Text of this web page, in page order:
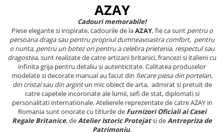
AZAY
Cadouri memorabile!
Piese elegante si inspirate, cadourile de laAZAY, fie ca sunt pentru o
persoana draga sau pentru propriul dumneavoastra comfort, pentru
o nunta, pentru un botez ori pentru a celebra prietenia, respectul sau
dragostea, sunt realizate de catre artizani britanici, francezi si italieni cu
infinita grija pentru detaliu si autenticitate. Calitatea produselor
modelate si decorate manual au facut din fiecare piesa din portelan,
din cristal sau din argintun mic obiect de arta, admirat si pretuit de
catre capetele incoronate ale lumii, sefi de stat, diplomati si
personalitati internationale. Atelierele reprezentate de catre AZAY in
Romania sunt onorate cu titlurile de Furnizori Oficiali ai Casei
Regale Britanice, deAtelier Istoric Protejatsi deAntrepriza de
Patrimoniu.